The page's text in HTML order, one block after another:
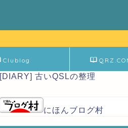
Clublog
[DIARY] 古いQSLの整理
にほんブログ村